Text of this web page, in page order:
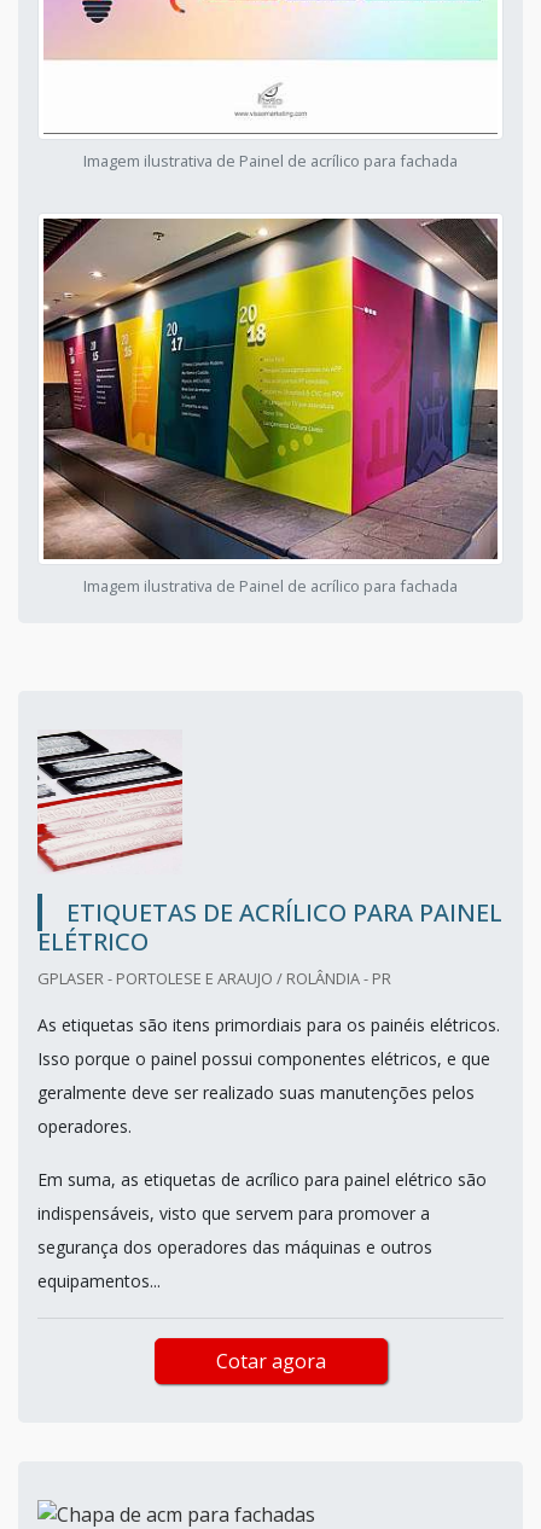
Imagem ilustrativa de Painel de acrílico para fachada
Imagem ilustrativa de Painel de acrílico para fachada
ETIQUETAS DE ACRÍLICO PARA PAINEL
ELÉTRICO
GPLASER - PORTOLESE E ARAUJO / ROLÂNDIA - PR
As etiquetas são itens primordiais para os painéis elétricos.
Isso porque o painel possui componentes elétricos, e que
geralmente deve ser realizado suas manutenções pelos
operadores.
Em suma, as etiquetas de acrílico para painel elétrico são
indispensáveis, visto que servem para promover a
segurança dos operadores das máquinas e outros
equipamentos...
Cotar agora